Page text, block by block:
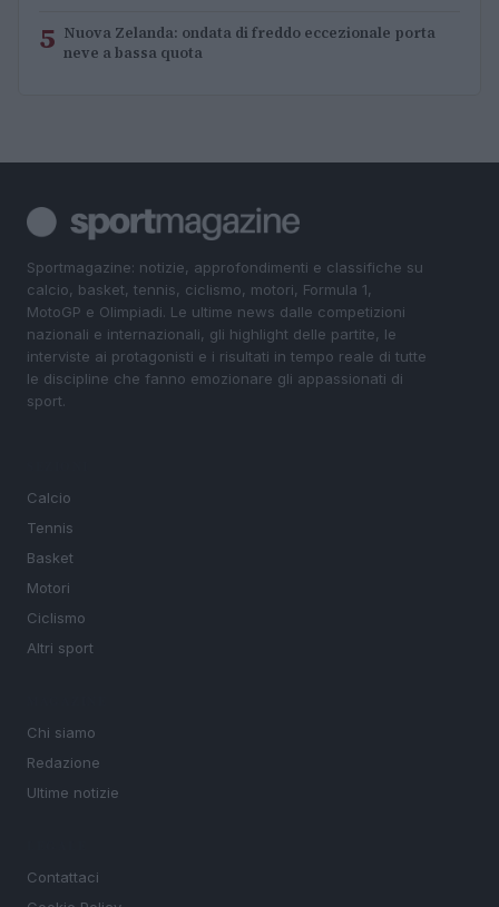
5 Nuova Zelanda: ondata di freddo eccezionale porta
neve a bassa quota
Sportmagazine: notizie, approfondimenti e classifiche su
calcio, basket, tennis, ciclismo, motori, Formula 1,
MotoGP e Olimpiadi. Le ultime news dalle competizioni
nazionali e internazionali, gli highlight delle partite, le
interviste ai protagonisti e i risultati in tempo reale di tutte
le discipline che fanno emozionare gli appassionati di
sport.
Calcio
Tennis
Basket
Motori
Ciclismo
Altri sport
Chi siamo
Redazione
Ultime notizie
Contattaci